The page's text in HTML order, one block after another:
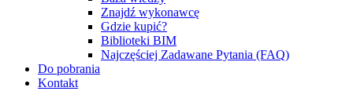
Znajdź wykonawcę
Gdzie kupić?
Biblioteki BIM
Najczęściej Zadawane Pytania (FAQ)
Do pobrania
Kontakt